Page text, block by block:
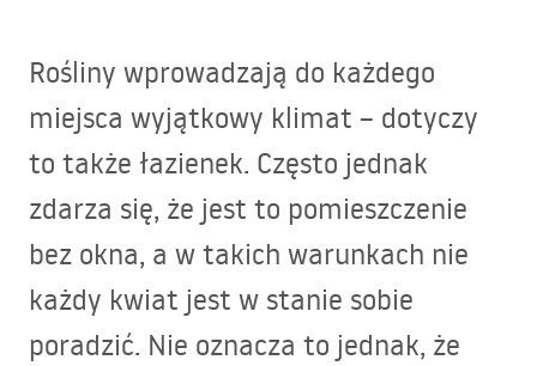
Rośliny wprowadzają do każdego
miejsca wyjątkowy klimat – dotyczy
to także łazienek. Często jednak
zdarza się, że jest to pomieszczenie
bez okna, a w takich warunkach nie
każdy kwiat jest w stanie sobie
poradzić. Nie oznacza to jednak, że